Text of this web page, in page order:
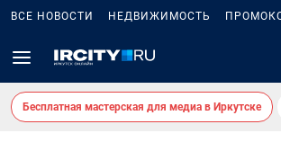
ВСЕ НОВОСТИ НЕДВИЖИМОСТЬ
Бесплатная мастерская для медиа в Иркутске